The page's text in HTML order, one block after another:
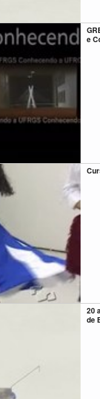
e
20
de